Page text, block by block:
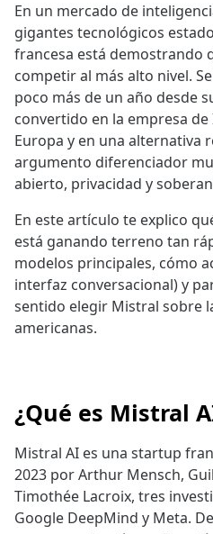
En un mercado de
gigantes tecnológicos
francesa está demostrando
competir al más alto nivel.
poco más de un año desde
convertido en la empresa
Europa y en una alternativa
argumento diferenciador
abierto, privacidad y
En este artículo te explico
está ganando terreno tan
modelos principales, cómo
interfaz conversacional) y
sentido elegir Mistral sobre
americanas.
¿Qué es Mistral
Mistral AI es una startup
2023 por Arthur Mensch,
Timothée Lacroix, tres
Google DeepMind y Meta.